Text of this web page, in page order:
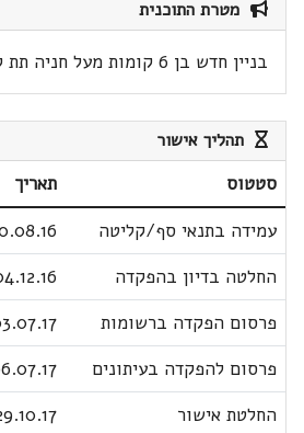
מטרת התוכנית
בניין חדש בן 6 קומות מעל חניה תת קרקעית
תהליך אישור
סטטוס תאריך
עמידה בתנאי סף/קליטה
החלטה בדיון בהפקדה
פרסום הפקדה ברשומות
פרסום להפקדה בעיתונים
החלטת אישור